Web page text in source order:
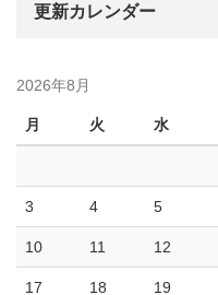
更新カレンダー
2026年8月
月 火 水
3 4 5
10 11 12
17 18 19